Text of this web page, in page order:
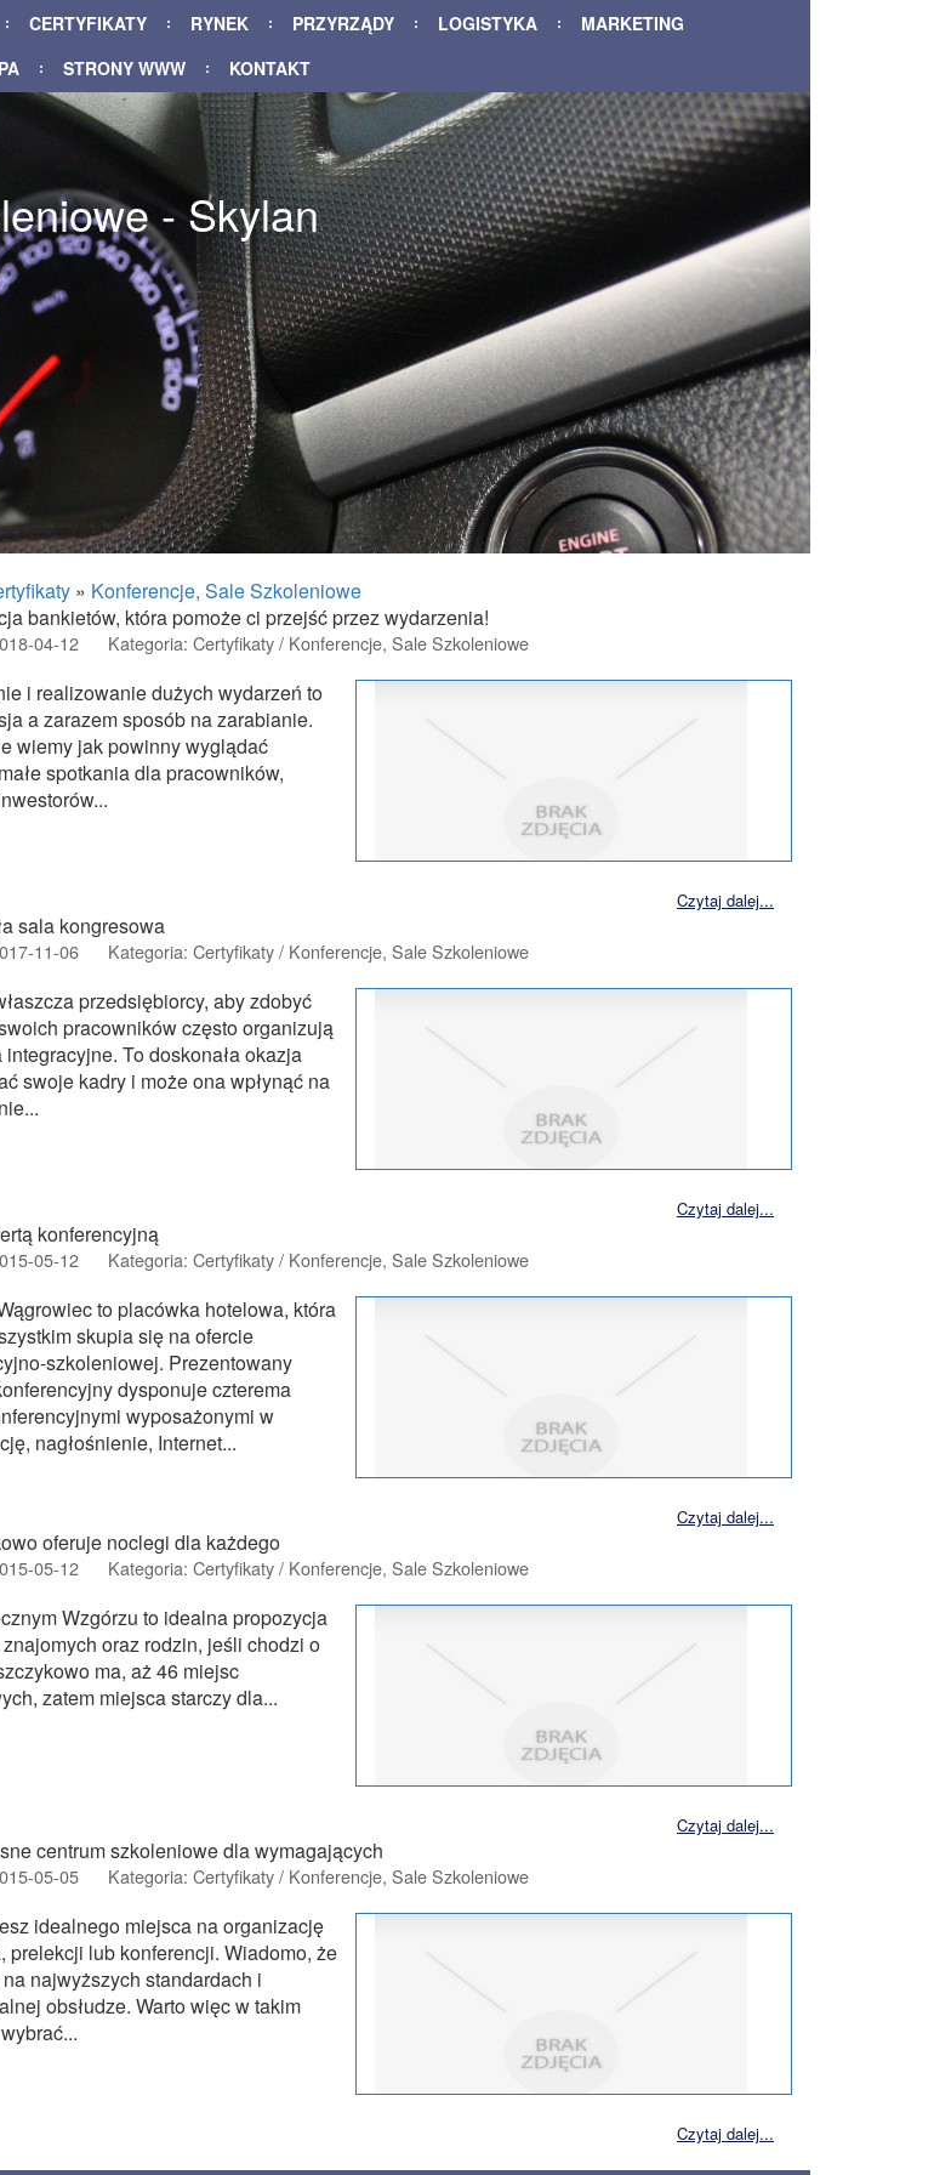
CERTYFIKATY RYNEK PRZYRZĄDY LOGISTYKA
MARKETING
STRONY WWW KONTAKT
- Skylan
» Konferencje, Sale Szkoleniowe
bankietów, która pomoże ci przejść przez wydarzenia!
04-12 Kategoria: Certyfikaty / Konferencje, Sale Szkoleniowe
i realizowanie dużych wydarzeń to
a zarazem sposób na zarabianie.
wiemy jak powinny wyglądać
spotkania dla pracowników,
Czytaj dalej...
sala kongresowa
11-06 Kategoria: Certyfikaty / Konferencje, Sale Szkoleniowe
przedsiębiorcy, aby zdobyć
pracowników często organizują
To doskonała okazja
swoje kadry i może ona wpłynąć na
Czytaj dalej...
konferencyjną
05-12 Kategoria: Certyfikaty / Konferencje, Sale Szkoleniowe
to placówka hotelowa, która
skupia się na ofercie
szkoleniowej. Prezentowany
dysponuje czterema
wyposażonymi w
nagłośnienie, Internet...
Czytaj dalej...
oferuje noclegi dla każdego
05-12 Kategoria: Certyfikaty / Konferencje, Sale Szkoleniowe
Wzgórzu to idealna propozycja
oraz rodzin, jeśli chodzi o
ma, aż 46 miejsc
zatem miejsca starczy dla...
Czytaj dalej...
centrum szkoleniowe dla wymagających
05-05 Kategoria: Certyfikaty / Konferencje, Sale Szkoleniowe
idealnego miejsca na organizację
prelekcji lub konferencji. Wiadomo, że
najwyższych standardach i
obsłudze. Warto więc w takim
Czytaj dalej...